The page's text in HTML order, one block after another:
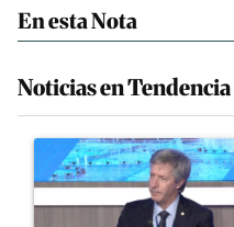
En esta Nota
Noticias en Tendencia
Este listado muestra los
Un artículo de tendencia